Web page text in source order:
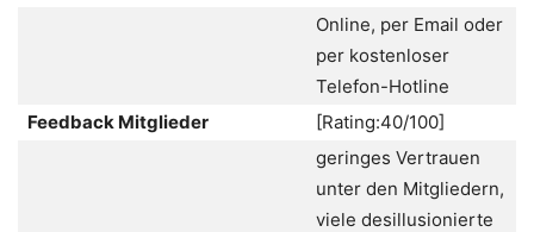
Online, per Email oder
per kostenloser
Telefon-Hotline
Feedback Mitglieder
[Rating:40/100]
geringes Vertrauen
unter den Mitgliedern,
viele desillusionierte